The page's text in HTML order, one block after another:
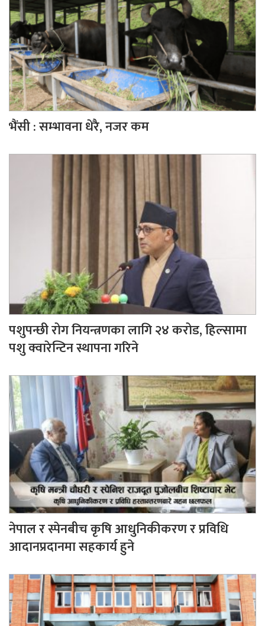
भैंसी : सम्भावना धेरै, नजर कम
पशुपन्छी रोग नियन्त्रणका लागि २४ करोड, हिल्सामा
पशु क्वारेन्टिन स्थापना गरिने
नेपाल र स्पेनबीच कृषि आधुनिकीकरण र प्रविधि
आदानप्रदानमा सहकार्य हुने